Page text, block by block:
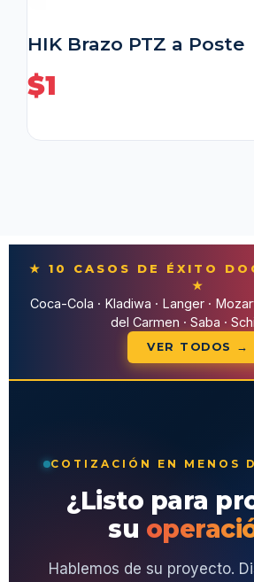
HIK Brazo PTZ a Poste
$1
★ 10 CASOS DE ÉXITO
★
Coca-Cola · Kladiwa · Langer ·
del Carmen · Saba ·
VER TODOS →
COTIZACIÓN EN MENOS
¿Listo para
su
Hablemos de su proyecto.